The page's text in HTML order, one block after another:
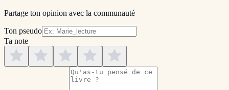
Partage ton opinion avec la communauté
Ton pseudo
Ta note